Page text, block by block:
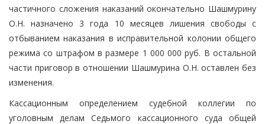
частичного сложения наказаний окончательно Шашмурину
О.Н. назначено 3 года 10 месяцев лишения свободы с
отбыванием наказания в исправительной колонии общего
режима со штрафом в размере 1 000 000 руб. В остальной
части приговор в отношении Шашмурина О.Н. оставлен без
изменения.
Кассационным определением судебной коллегии по
уголовным делам Седьмого кассационного суда общей